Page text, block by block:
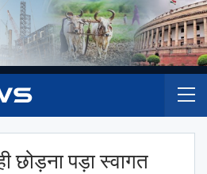
छोड़ना पड़ा स्वागत